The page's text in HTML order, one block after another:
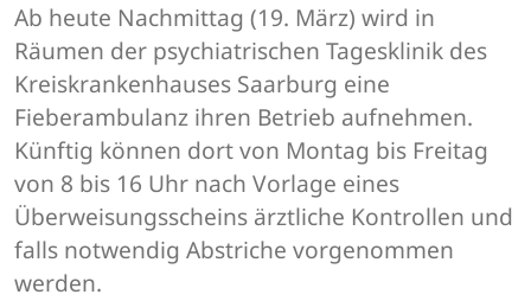
Ab heute Nachmittag (19. März) wird in
Räumen der psychiatrischen Tagesklinik des
Kreiskran­kenhauses Saarburg eine
Fieberambulanz ihren Betrieb aufnehmen.
Künftig können dort von Montag bis Freitag
von 8 bis 16 Uhr nach Vorlage eines
Überweisungs­scheins ärztliche Kontrollen und
falls notwendig Abstriche vorgenommen
werden.